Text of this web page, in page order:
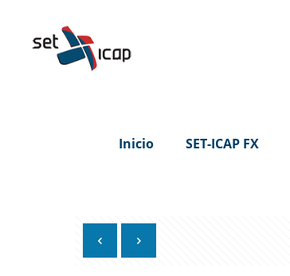
Inicio SET-ICAP FX